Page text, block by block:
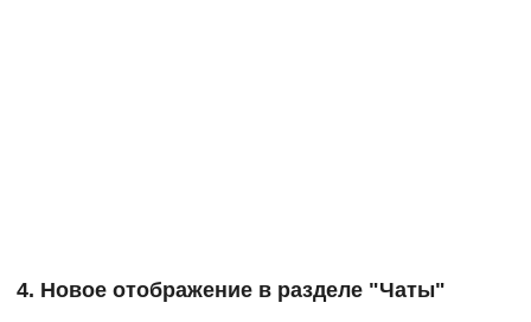
4. Новое отображение в разделе "Чаты"